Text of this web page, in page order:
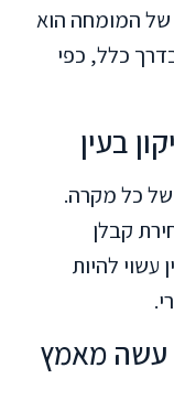
של המומחה הוא
כלל, כפי
בעין
של כל מקרה.
קבלן
עשוי להיות
עשה מאמץ